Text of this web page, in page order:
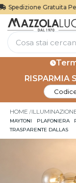
Gratuita Per
RISPARMIA
HOME
MAYTONI
TRASPARENTE DALLAS